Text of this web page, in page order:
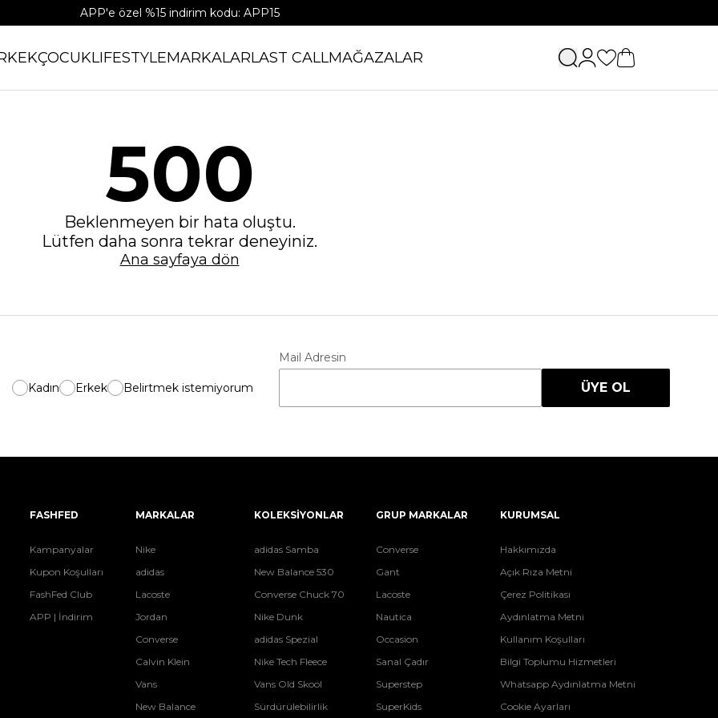
APP'e özel %15 indirim kodu: APP15
ÇOCUKLIFESTYLEMARKALARLAST CALLMAĞAZALAR
500
Beklenmeyen bir hata oluştu.
Lütfen daha sonra tekrar deneyiniz.
Ana sayfaya dön
Kadın Erkek Belirtmek istemiyorum
Mail Adresin
ÜYE OL
FASHFED
Kampanyalar
Kupon Koşulları
FashFed Club
APP | İndirim
MARKALAR
Nike
adidas
Lacoste
Jordan
Converse
Calvin Klein
Vans
New Balance
KOLEKSİYONLAR
adidas Samba
New Balance 530
Converse Chuck 70
Nike Dunk
adidas Spezial
Nike Tech Fleece
Vans Old Skool
Sürdürülebilirlik
GRUP MARKALAR
Converse
Gant
Lacoste
Nautica
Occasion
Sanal Çadır
Superstep
SuperKids
KURUMSAL
Hakkımızda
Açık Rıza Metni
Çerez Politikası
Aydınlatma Metni
Kullanım Koşulları
Bilgi Toplumu Hizmetleri
Whatsapp Aydınlatma Metni
Cookie Ayarları